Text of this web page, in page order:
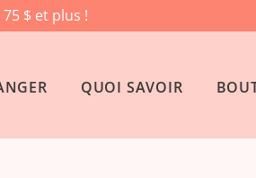
$ et plus !
QUOI SAVOIR